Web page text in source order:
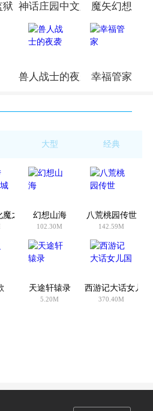
化版
狱 神话庄园中文版 魔矢幻想
主1.1版
兽人战士的夜袭 幸福管家
大型
经典
之城 幻想山海
102.30M
八荒桃园传世
142.59M
天途轩辕录
5.20M
西游记大话女儿国
370.40M